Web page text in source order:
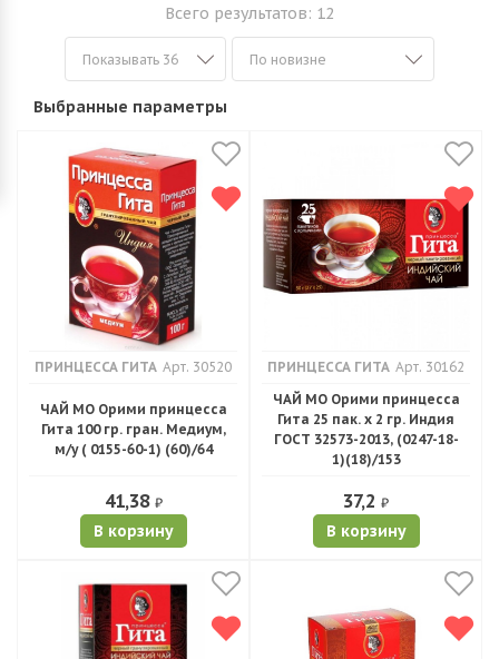
Всего результатов: 12
Выбранные параметры
ПРИНЦЕССА ГИТА Арт. 30520
ЧАЙ МО Орими принцесса
Гита 100 гр. гран. Медиум,
м/у ( 0155-60-1) (60)/64
41,38 ₽
В корзину
ПРИНЦЕССА ГИТА Арт. 30162
ЧАЙ МО Орими принцесса
Гита 25 пак. х 2 гр. Индия
ГОСТ 32573-2013, (0247-18-
1)(18)/153
37,2 ₽
В корзину